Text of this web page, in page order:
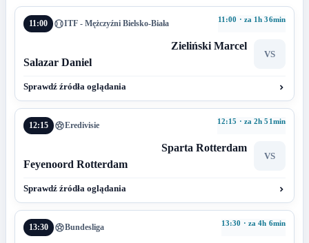
11:00 ITF - Mężczyźni Bielsko-Biała 11:00 · za 1h 36min
Zieliński Marcel
VS
Salazar Daniel
Sprawdź źródła oglądania
12:15 Eredivisie 12:15 · za 2h 51min
Sparta Rotterdam
VS
Feyenoord Rotterdam
Sprawdź źródła oglądania
13:30 Bundesliga 13:30 · za 4h 6min